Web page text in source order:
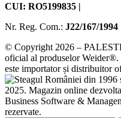
CUI: RO5199835 |
Nr. Reg. Com.: J22/167/1994
© Copyright 2026 –
oficial al produselor
este importator și distribuitor
din 1996
2025. Magazin online
Business Software &
rezervate.